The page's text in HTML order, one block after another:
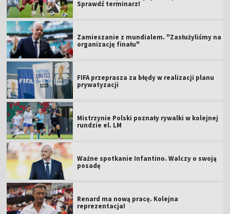
Sprawdź terminarz!
Zamieszanie z mundialem. "Zasłużyliśmy na
organizację finału"
FIFA przeprasza za błędy w realizacji planu
prywatyzacji
Mistrzynie Polski poznały rywalki w kolejnej
rundzie el. LM
Ważne spotkanie Infantino. Walczy o swoją
posadę
Renard ma nową pracę. Kolejna
reprezentacja!